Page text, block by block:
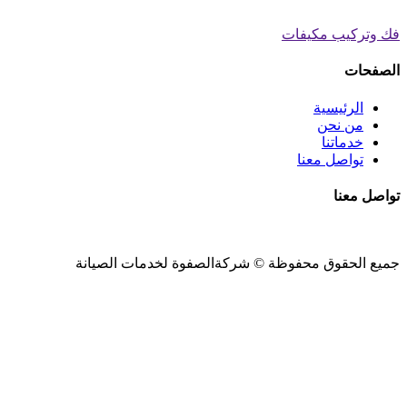
فك وتركيب مكيفات
الصفحات
الرئيسية
من نحن
خدماتنا
تواصل معنا
تواصل معنا
جميع الحقوق محفوظة © شركةالصفوة لخدمات الصيانة